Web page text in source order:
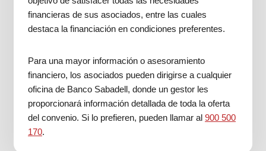
financieras de sus asociados, entre las cuales
destaca la financiación en condiciones preferentes.
Para una mayor información o asesoramiento
financiero, los asociados pueden dirigirse a cualquier
oficina de Banco Sabadell, donde un gestor les
proporcionará información detallada de toda la oferta
del convenio. Si lo prefieren, pueden llamar al 900 500
170.